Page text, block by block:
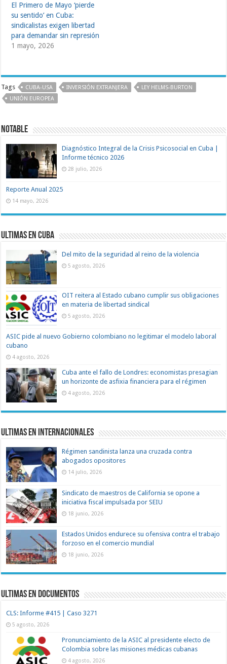
El Primero de Mayo ‘pierde
su sentido’ en Cuba:
sindicalistas exigen libertad
para demandar sin represión
1 mayo, 2026
Tags CUBA-USA INVERSIÓN EXTRANJERA
LEY HELMS-BURTON
UNIÓN EUROPEA
Notable
Diagnóstico Integral de la Crisis Psicosocial en Cuba |
Informe técnico 2026
28 julio, 2026
Reporte Anual 2025
14 mayo, 2026
Ultimas en Cuba
Del mito de la seguridad al reino de la violencia
5 agosto, 2026
OIT reitera al Estado cubano cumplir sus obligaciones
en materia de libertad sindical
5 agosto, 2026
ASIC pide al nuevo Gobierno colombiano no legitimar el modelo laboral
cubano
4 agosto, 2026
Cuba ante el fallo de Londres: economistas presagian
un horizonte de asfixia financiera para el régimen
4 agosto, 2026
Ultimas en Internacionales
Régimen sandinista lanza una cruzada contra
abogados opositores
14 julio, 2026
Sindicato de maestros de California se opone a
iniciativa fiscal impulsada por SEIU
18 junio, 2026
Estados Unidos endurece su ofensiva contra el trabajo
forzoso en el comercio mundial
18 junio, 2026
Ultimas en documentos
CLS: Informe #415 | Caso 3271
5 agosto, 2026
Pronunciamiento de la ASIC al presidente electo de
Colombia sobre las misiones médicas cubanas
4 agosto, 2026